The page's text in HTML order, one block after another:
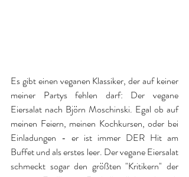
Es gibt einen veganen Klassiker, der auf keiner
meiner Partys fehlen darf: Der vegane
Eiersalat nach Björn Moschinski. Egal ob auf
meinen Feiern, meinen Kochkursen, oder bei
Einladungen - er ist immer DER Hit am
Buffet und als erstes leer. Der vegane Eiersalat
schmeckt sogar den größten "Kritikern" der